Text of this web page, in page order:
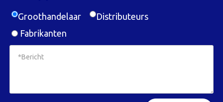
Groothandelaar
Distributeurs
Fabrikanten